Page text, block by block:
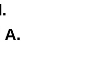
А.